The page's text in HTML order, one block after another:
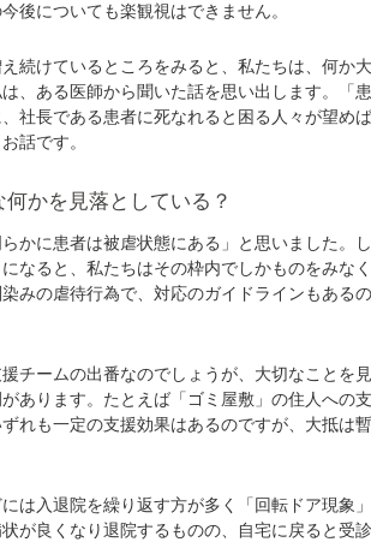
後についても楽観視はできません。
続けているところをみると、私たちは、何か
、ある医師から聞いた話を思い出します。「
社長である患者に死なれると困る人々が望め
話です。
かを見落としている？
かに患者は被虐状態にある」と思いました。
なると、私たちはその枠内でしかものをみな
みの虐待行為で、対応のガイドラインもある
チームの出番なのでしょうが、大切なことを見
あります。たとえば「ゴミ屋敷」の住人への
れも一定の支援効果はあるのですが、大抵は
は入退院を繰り返す方が多く「回転ドア現象
が良くなり退院するものの、自宅に戻ると受